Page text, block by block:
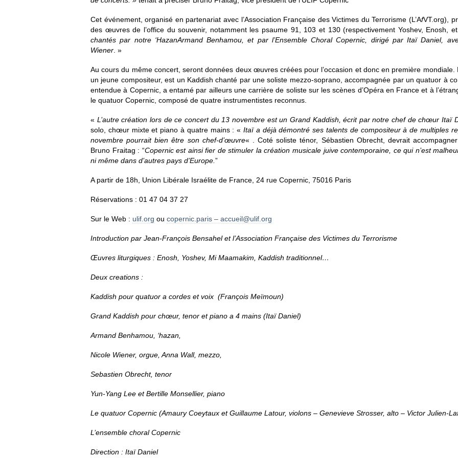
Cet événement, organisé en partenariat avec l’Association Française des Victimes du Terrorisme (L’AfVT.org),
des œuvres de l’office du souvenir, notamment les psaume 91, 103 et 130 (respectivement Yoshev, Enosh,
chantés par notre ‘HazanArmand Benhamou, et par l’Ensemble Choral Copernic, dirigé par Itaï Daniel,
Wiener . »
Au cours du même concert, seront données deux œuvres créées pour l’occasion et donc en première
un jeune compositeur, est un Kaddish chanté par une soliste mezzo-soprano, accompagnée par un quatuor à
entendue à Copernic, a entamé par ailleurs une carrière de soliste sur les scènes d’Opéra en France et à
le quatuor Copernic, composé de quatre instrumentistes reconnus.
« L’autre création lors de ce concert du 13 novembre est un Grand Kaddish , écrit par notre chef de chœur Itaï
solo, chœur mixte et piano à quatre mains : « Itaï a déjà démontré ses talents de compositeur à de multiples
novembre pourrait bien être son chef-d’œuvre« . Coté soliste ténor, Sébastien Obrecht, devrait
Bruno Fraitag : “Copernic est ainsi fier de stimuler la création musicale juive contemporaine, ce qui n’est
ni même dans d’autres pays d’Europe. ”
A partir de 18h, Union Libérale Israélite de France, 24 rue Copernic, 75016 Paris
Réservations : 01 47 04 37 27
Sur le Web : ulif.org ou copernic.paris – accueil@ulif.org
Introduction par Jean-François Bensahel et l’Association Française des Victimes du Terrorisme
Œuvres liturgiques : Enosh, Yoshev, Mi Maamakim, Kaddish traditionnel…
Deux creations :
Kaddish pour quatuor a cordes et voix (François Meïmoun)
Grand Kaddish pour chœur, tenor et piano a 4 mains (Itaï Daniel)
Armand Benhamou, ‘hazan,
Nicole Wiener, orgue, Anna Wall, mezzo,
Sebastien Obrecht, tenor
Yun-Yang Lee et Bertille Monsellier, piano
Le quatuor Copernic (Amaury Coeytaux et Guillaume Latour, violons – Genevieve Strosser, alto – Victor Julien-
L’ensemble choral Copernic
Direction : Itaï Daniel